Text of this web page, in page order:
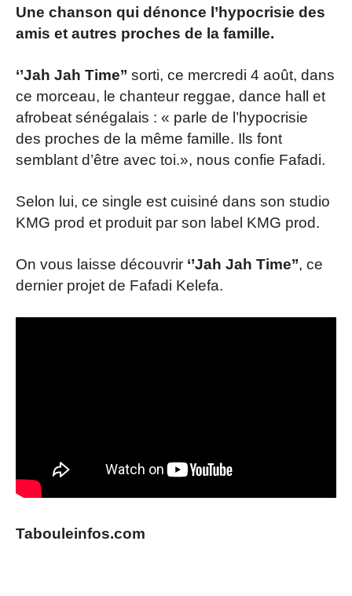
Une chanson qui dénonce l’hypocrisie des
amis et autres proches de la famille.
‘’Jah Jah Time’’ sorti, ce mercredi 4 août, dans
ce morceau, le chanteur reggae, dance hall et
afrobeat sénégalais : « parle de l’hypocrisie
des proches de la même famille. Ils font
semblant d’être avec toi.», nous confie Fafadi.
Selon lui, ce single est cuisiné dans son studio
KMG prod et produit par son label KMG prod.
On vous laisse découvrir ‘’Jah Jah Time’’, ce
dernier projet de Fafadi Kelefa.
Tabouleinfos.com